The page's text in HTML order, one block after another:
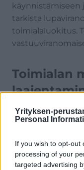
Yrityksen-
Personal
If you wish to opt-out
processing of your
targeted advertising
käynnistämiseen
tarkista
toimialaluokitus.
Toimialan
Toimialan
on mahdollista –
Toiminimen